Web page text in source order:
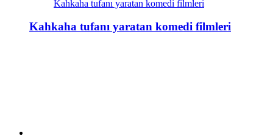
Kahkaha tufanı yaratan komedi filmleri
Kahkaha tufanı yaratan komedi filmleri